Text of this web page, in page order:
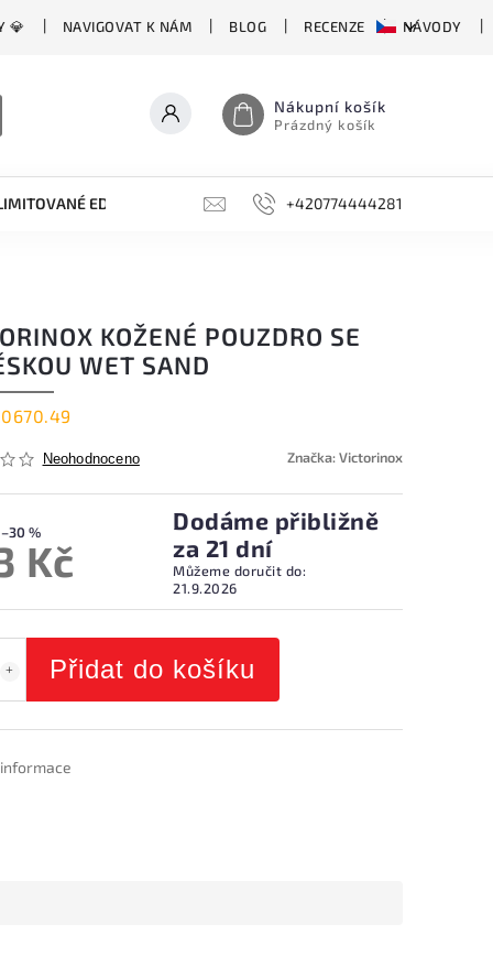
💎 NAVIGOVAT K NÁM BLOG RECENZE NÁVODY
Nákupní košík
Prázdný košík
EDICE BROUSKY, BRUSKY, OCÍLKY
+420774444281
KOŽENÉ POUZDRO SE
WET SAND
Neohodnoceno Značka:Victorinox
–30 %
Kč
Dodáme přibližně
za 21 dní
Můžeme doručit do:
21.9.2026
Přidat do košíku